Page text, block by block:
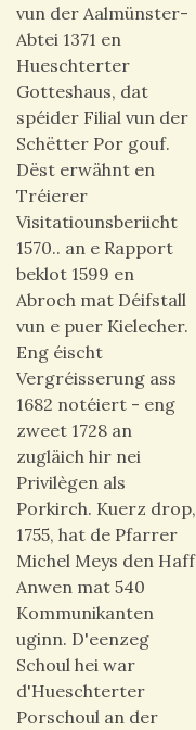
vun der Aalmünster-
Abtei 1371 en
Hueschterter
Gotteshaus, dat
spéider Filial vun der
Schëtter Por gouf.
Dëst erwähnt en
Tréierer
Visitatiounsberiicht
1570.. an e Rapport
beklot 1599 en
Abroch mat Déifstall
vun e puer Kielecher.
Eng éischt
Vergréisserung ass
1682 notéiert - eng
zweet 1728 an
zugläich hir nei
Privilègen als
Porkirch. Kuerz drop,
1755, hat de Pfarrer
Michel Meys den Haff
Anwen mat 540
Kommunikanten
uginn. D'eenzeg
Schoul hei war
d'Hueschterter
Porschoul an der